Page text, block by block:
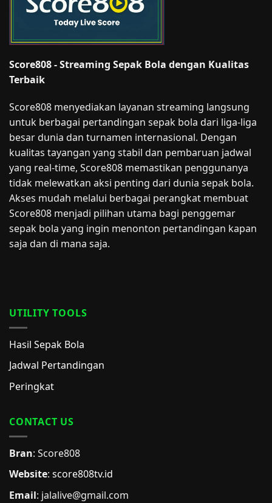
Score808 - Streaming Sepak Bola dengan Kualitas
Terbaik
Score808 menyediakan layanan streaming langsung
untuk berbagai pertandingan sepak bola dari liga-liga
besar dunia dan turnamen internasional. Dengan
kualitas tayangan yang stabil dan pembaruan jadwal
yang real-time, Score808 memastikan penggunanya
tidak melewatkan aksi penting dari dunia sepak bola.
Akses mudah melalui berbagai perangkat membuat
Score808 menjadi pilihan utama bagi penggemar
sepak bola yang ingin menonton pertandingan kapan
saja dan di mana saja.
UTILITY TOOLS
Hasil Sepak Bola
Jadwal Pertandingan
Peringkat
CONTACT US
Bran: Score808
Website: score808tv.id
Email: jalalive@gmail.com